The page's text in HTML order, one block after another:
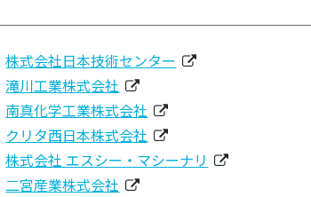
株式会社日本技術センター
滝川工業株式会社
南真化学工業株式会社
クリタ西日本株式会社
株式会社 エスシー・マシーナリ
二宮産業株式会社